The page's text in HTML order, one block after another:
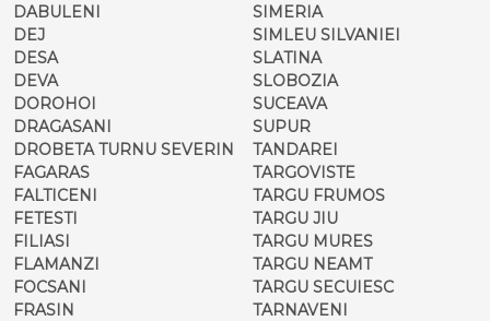
DABULENI
DEJ
DESA
DEVA
DOROHOI
DRAGASANI
DROBETA TURNU SEVERIN
FAGARAS
FALTICENI
FETESTI
FILIASI
FLAMANZI
FOCSANI
FRASIN
SIMERIA
SIMLEU SILVANIEI
SLATINA
SLOBOZIA
SUCEAVA
SUPUR
TANDAREI
TARGOVISTE
TARGU FRUMOS
TARGU JIU
TARGU MURES
TARGU NEAMT
TARGU SECUIESC
TARNAVENI